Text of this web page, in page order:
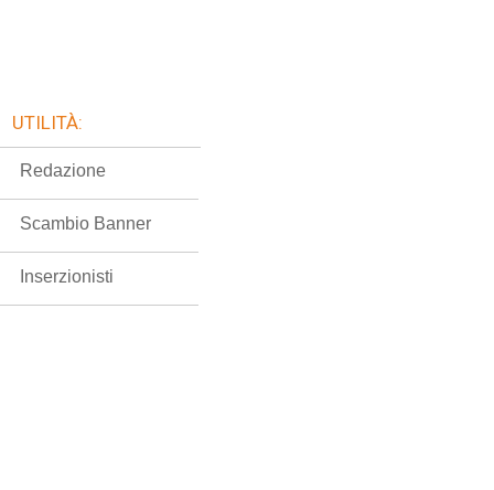
UTILITÀ:
Redazione
Scambio Banner
Inserzionisti